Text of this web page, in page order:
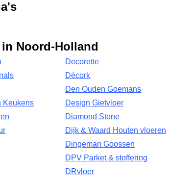
Noord-Holland
Keukens
Decorette
Décork
Den Ouden Goemans
Design Gietvloer
Diamond Stone
Dijk & Waard Houten vloeren
Dingeman Goossen
DPV Parket & stoffering
DRvloer